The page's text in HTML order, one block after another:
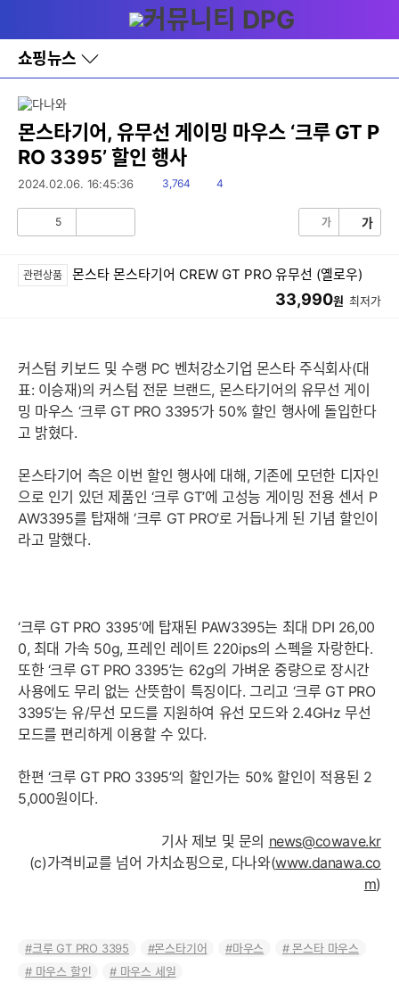
와
홈
쇼핑뉴스
바
로
레
이
어
토
몬스타기어, 유무선 게이밍 마우스 ‘크루 GT P
RO 3395’ 할인 행사
2024.02.06. 16:45:36
읽
3,764
댓
4
5 가 가
관련상품 몬스타 몬스타기어 CREW GT PRO 유무선 (옐로우)
33,990원 최저가
커스텀 키보드 및 수랭 PC 벤처강소기업 몬스타 주식회사(대
표: 이승재)의 커스텀 전문 브랜드, 몬스타기어의 유무선 게이
밍 마우스 ‘크루 GT PRO 3395’가 50% 할인 행사에 돌입한다
고 밝혔다.
몬스타기어 측은 이번 할인 행사에 대해, 기존에 모던한 디자인
으로 인기 있던 제품인 ‘크루 GT’에 고성능 게이밍 전용 센서 P
AW3395를 탑재해 ‘크루 GT PRO’로 거듭나게 된 기념 할인이
라고 말했다.
‘크루 GT PRO 3395’에 탑재된 PAW3395는 최대 DPI 26,00
0, 최대 가속 50g, 프레인 레이트 220ips의 스펙을 자랑한다.
또한 ‘크루 GT PRO 3395’는 62g의 가벼운 중량으로 장시간
사용에도 무리 없는 산뜻함이 특징이다. 그리고 ‘크루 GT PRO
3395’는 유/무선 모드를 지원하여 유선 모드와 2.4GHz 무선
모드를 편리하게 이용할 수 있다.
한편 ‘크루 GT PRO 3395’의 할인가는 50% 할인이 적용된 2
5,000원이다.
기사 제보 및 문의 news@cowave.kr
(c)가격비교를 넘어 가치쇼핑으로, 다나와(www.danawa.co
m)
크루 GT PRO 3395 몬스타기어 마우스
몬스타 마우스
마우스 할인
마우스 세일